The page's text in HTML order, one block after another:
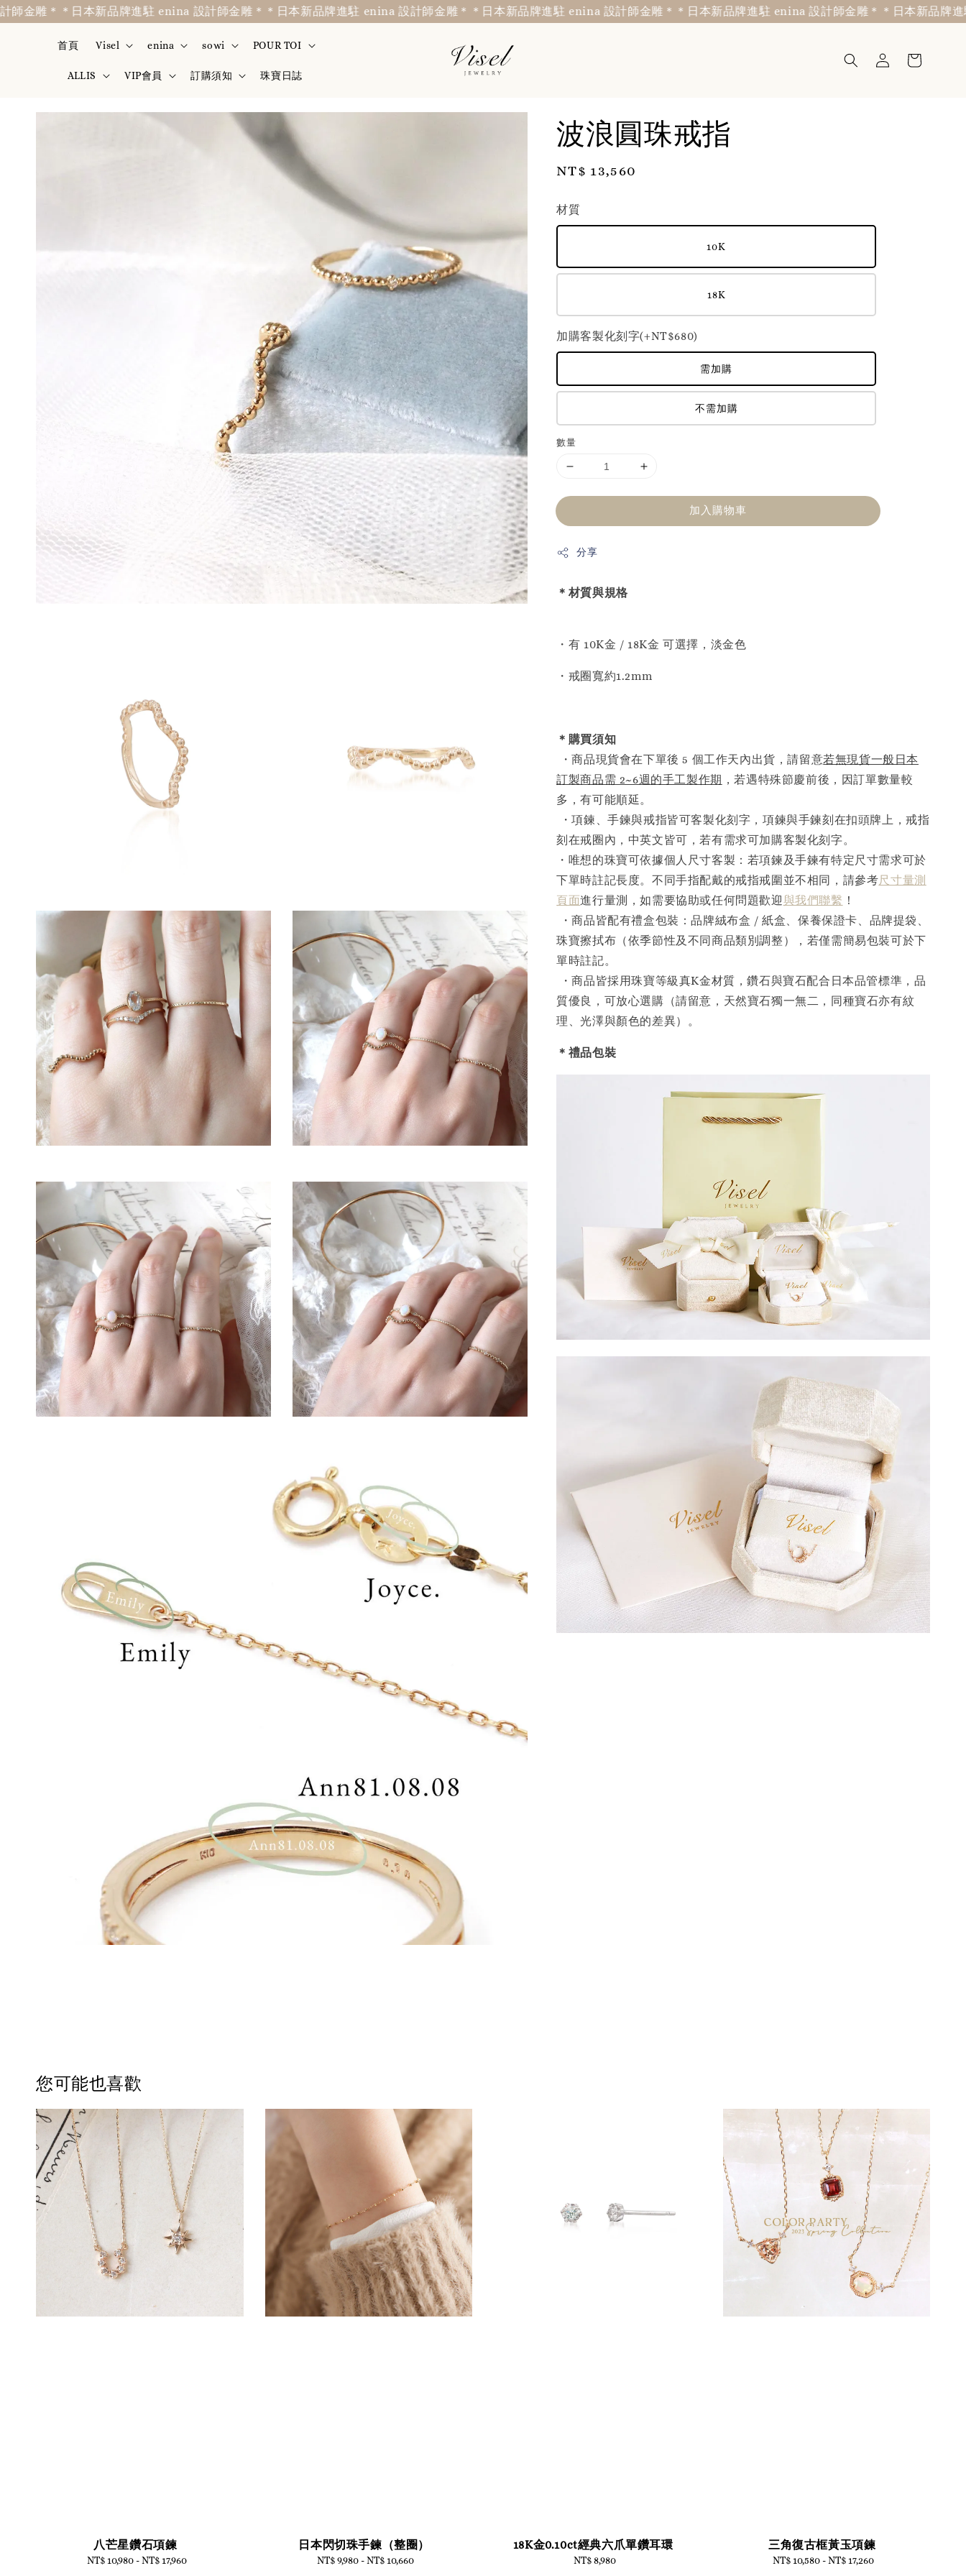
＊＊日本新品牌進駐 enina 設計師金雕＊＊日本新品牌進駐 enina 設計師金雕＊＊日本新品牌進駐 enina 設計師金雕＊＊日本新品牌進駐 enina 設計師金雕＊＊日本新品牌進駐
首頁 Visel enina sowi POUR TOI
ALLIS VIP會員 訂購須知 珠寶日誌
波浪圓珠戒指
Regular
NT$ 13,560
材質
10K
18K
加購客製化刻字(+NT$680)
需加購
不需加購
數量
加入購物車
分享
＊材質與規格
・有 10K金 / 18K金 可選擇，淡金色
・戒圈寬約1.2mm
＊購買須知
・商品現貨會在下單後 5 個工作天內出貨，請留意若無現貨一般日本
訂製商品需 2~6週的手工製作期 ，若遇特殊節慶前後，因訂單數量較
多，有可能順延。
・項鍊、手鍊與戒指皆可客製化刻字，項鍊與手鍊刻在扣頭牌上，戒指
刻在戒圈內，中英文皆可，若有需求可加購客製化刻字。
・唯想的珠寶可依據個人尺寸客製：若項鍊及手鍊有特定尺寸需求可於
下單時註記長度。不同手指配戴的戒指戒圍並不相同，請參考尺寸量測
頁面進行量測，如需要協助或任何問題歡迎與我們聯繫 ！
・商品皆配有禮盒包裝：品牌絨布盒 / 紙盒、保養保證卡、品牌提袋、
珠寶擦拭布（依季節性及不同商品類別調整），若僅需簡易包裝可於下
單時註記。
・商品皆採用珠寶等級真K金材質，鑽石與寶石配合日本品管標準，品
質優良，可放心選購（請留意，天然寶石獨一無二，同種寶石亦有紋
理、光澤與顏色的差異）。
＊禮品包裝
您可能也喜歡
八芒星鑽石項鍊
Regular
NT$ 10,980-NT$ 17,960
日本閃切珠手鍊（整圈）
Regular
NT$ 9,980 -NT$ 10,660
18K金0.10ct經典六爪單鑽耳環
Regular
NT$ 8,980
三角復古框黃玉項鍊
Regular
NT$ 10,580 -NT$ 17,260